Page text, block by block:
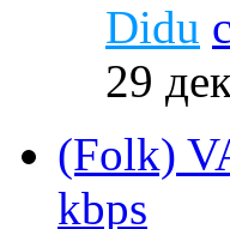
Didu
29
(Folk)
kbps